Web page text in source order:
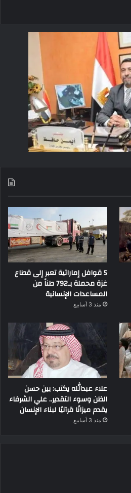
5 قوافل إماراتية تعبر إلى قطاع
غزة محملة بـ792 طناً من
المساعدات الإنسانية
منذ 3 أسابيع
علاء عبدالله يكتب: بين حسن
الظن وسوء التقدير.. علي الشرفاء
يقدم ميزانًا قرآنيًا لبناء الإنسان
منذ 3 أسابيع